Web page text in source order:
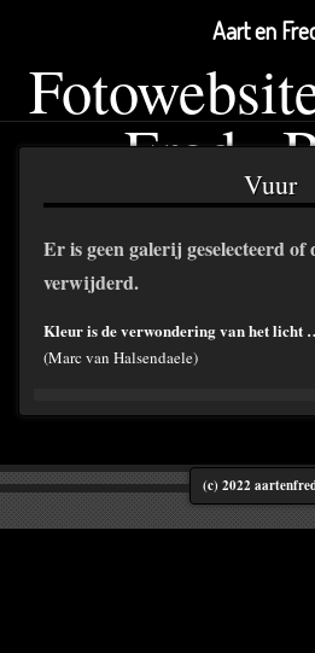
FredyVuur
Er is geen galerij geselecteerd of
verwijderd.
Kleur is de verwondering van het licht
(Marc van Halsendaele)
(c) 2022
Aart en